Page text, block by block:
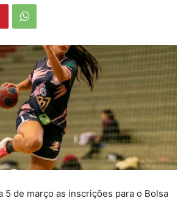
5 de março as inscrições para o Bolsa